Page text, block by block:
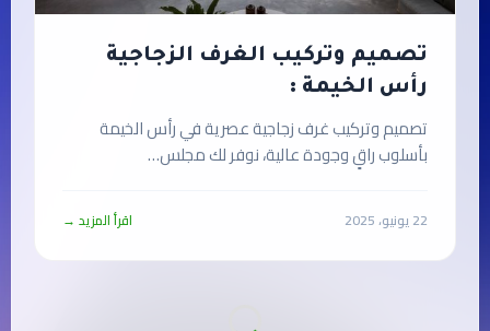
تصميم وتركيب الغرف الزجاجية
رأس الخيمة :
تصميم وتركيب غرف زجاجية عصرية في رأس الخيمة
بأسلوب راقٍ وجودة عالية، نوفر لك مجلس…
22 يونيو، 2025 اقرأ المزيد →